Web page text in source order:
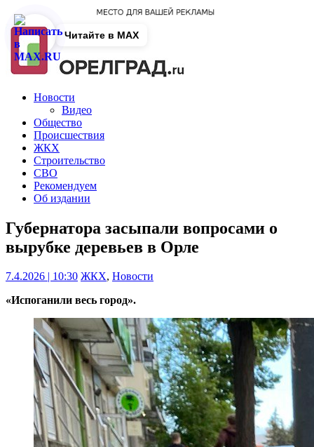
Новости
Видео
Общество
Происшествия
ЖКХ
Строительство
СВО
Рекомендуем
Об издании
Губернатора засыпали вопросами о
вырубке деревьев в Орле
7.4.2026 | 10:30 ЖКХ, Новости
«Испоганили весь город».
Читайте в MAX